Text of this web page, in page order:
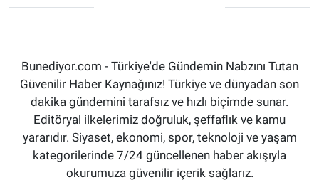
Bunediyor.com - Türkiye'de Gündemin Nabzını Tutan
Güvenilir Haber Kaynağınız! Türkiye ve dünyadan son
dakika gündemini tarafsız ve hızlı biçimde sunar.
Editöryal ilkelerimiz doğruluk, şeffaflık ve kamu
yararıdır. Siyaset, ekonomi, spor, teknoloji ve yaşam
kategorilerinde 7/24 güncellenen haber akışıyla
okurumuza güvenilir içerik sağlarız.